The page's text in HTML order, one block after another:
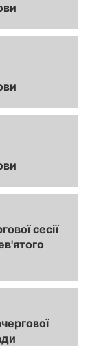
сесії